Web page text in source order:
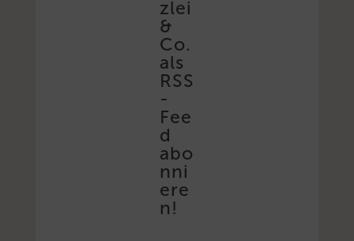
zlei
&
Co.
als
RSS
-
Fee
d
abo
nni
ere
n!